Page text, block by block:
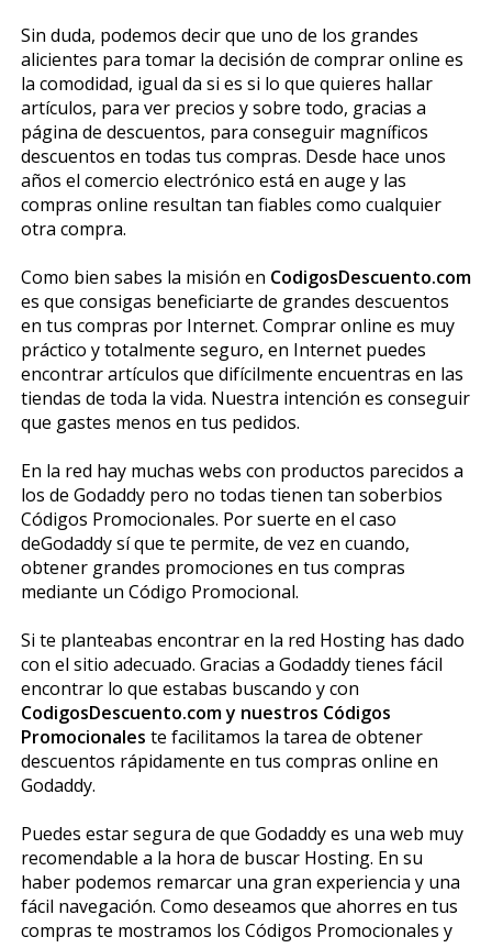
Sin duda, podemos decir que uno de los grandes
alicientes para tomar la decisión de comprar online es
la comodidad, igual da si es si lo que quieres hallar
artículos, para ver precios y sobre todo, gracias a
página de descuentos, para conseguir magníficos
descuentos en todas tus compras. Desde hace unos
años el comercio electrónico está en auge y las
compras online resultan tan fiables como cualquier
otra compra.
Como bien sabes la misión en CodigosDescuento.com
es que consigas beneficiarte de grandes descuentos
en tus compras por Internet. Comprar online es muy
práctico y totalmente seguro, en Internet puedes
encontrar artículos que difícilmente encuentras en las
tiendas de toda la vida. Nuestra intención es conseguir
que gastes menos en tus pedidos.
En la red hay muchas webs con productos parecidos a
los de Godaddy pero no todas tienen tan soberbios
Códigos Promocionales. Por suerte en el caso
deGodaddy sí que te permite, de vez en cuando,
obtener grandes promociones en tus compras
mediante un Código Promocional.
Si te planteabas encontrar en la red Hosting has dado
con el sitio adecuado. Gracias a Godaddy tienes fácil
encontrar lo que estabas buscando y con
CodigosDescuento.com y nuestros Códigos
Promocionales te facilitamos la tarea de obtener
descuentos rápidamente en tus compras online en
Godaddy.
Puedes estar segura de que Godaddy es una web muy
recomendable a la hora de buscar Hosting. En su
haber podemos remarcar una gran experiencia y una
fácil navegación. Como deseamos que ahorres en tus
compras te mostramos los Códigos Promocionales y